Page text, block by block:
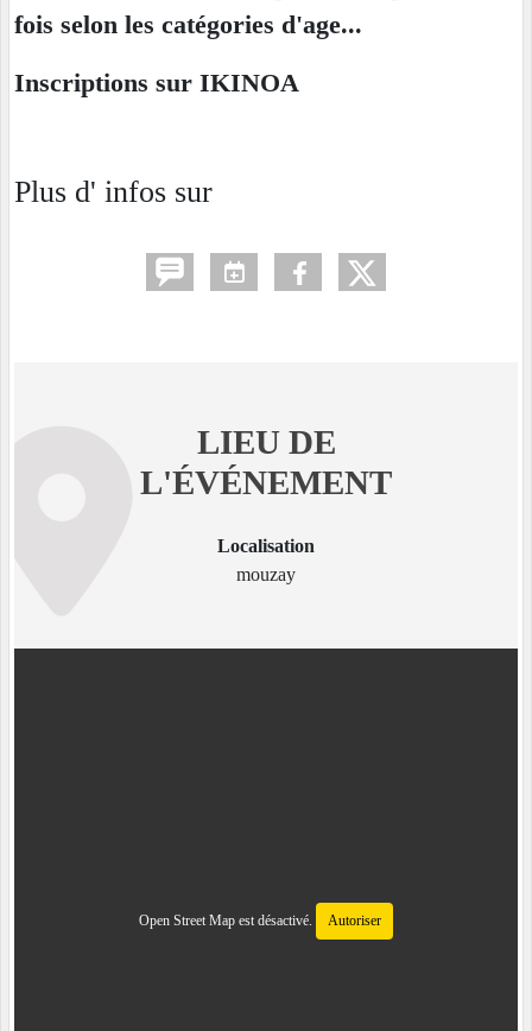
fois selon les catégories d'age...
Inscriptions sur IKINOA
Plus d' infos sur
LIEU DE
L'ÉVÉNEMENT
Localisation
mouzay
Open Street Map est désactivé. Autoriser